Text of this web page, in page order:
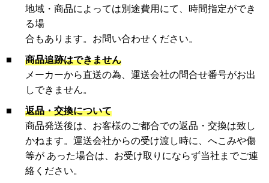
地域・商品によっては別途費用にて、時間指定ができ
る場
合もあります。お問い合わせください。
■
商品追跡はできません
メーカーから直送の為、運送会社の問合せ番号がお出
しできません。
■
返品・交換について
商品発送後は、お客様のご都合での返品・交換は致し
かねます。運送会社からの受け渡し時に、へこみや傷
等が あった場合は、お受け取りにならず当社までご連
絡ください。